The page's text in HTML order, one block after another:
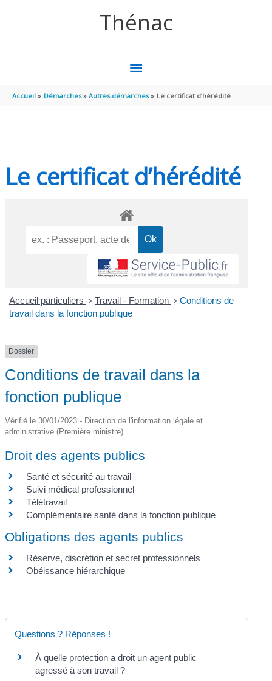
Thénac
MENU
PRINCIPAL
Accueil Démarches Autres démarches Le certificat d’hérédité
Le certificat d’hérédité
Accueil particuliers > Travail - Formation > Conditions de
travail dans la fonction publique
Dossier
Conditions de travail dans la
fonction publique
Vérifié le 30/01/2023 - Direction de l'information légale et
administrative (Première ministre)
Droit des agents publics
Santé et sécurité au travail
Suivi médical professionnel
Télétravail
Complémentaire santé dans la fonction publique
Obligations des agents publics
Réserve, discrétion et secret professionnels
Obéissance hiérarchique
Questions ? Réponses !
À quelle protection a droit un agent public
agressé à son travail ?